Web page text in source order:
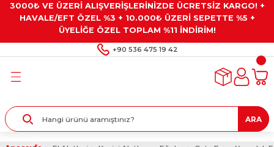
3000₺ VE ÜZERİ ALIŞVERİŞLERİNİZDE ÜCRETSİZ KARGO! +
HAVALE/EFT ÖZEL %3 + 10.000₺ ÜZERİ SEPETTE %5 +
ÜYELİĞE ÖZEL TOPLAM %11 İNDİRİM!
+90 536 475 19 42
Geri Dön
Geri Dön
Geri Dön
Gresler
Geri Dön
Alet Setleri
Geri Dön
Taşları ve
ARA